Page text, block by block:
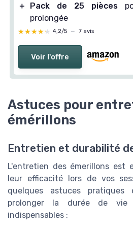
＋
Pack de 25 pièces
prolongée
★★★★★
★★★★★ 4,2/5 — 7 avis
Voir l'offre
Astuces pour
émérillons
Entretien et durabilité
L'entretien des émerillons est
leur efficacité lors de vos
quelques astuces
prolonger la durée de vie
indispensables :